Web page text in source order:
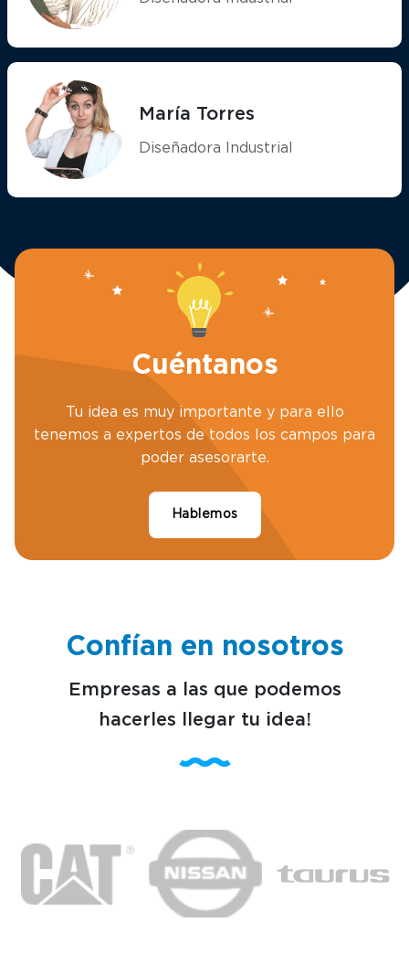
María Torres
Diseñadora Industrial
Cuéntanos
Tu idea es muy importante y para ello
tenemos a expertos de todos los campos para
poder asesorarte.
Hablemos
Confían en nosotros
Empresas a las que podemos
hacerles llegar tu idea!